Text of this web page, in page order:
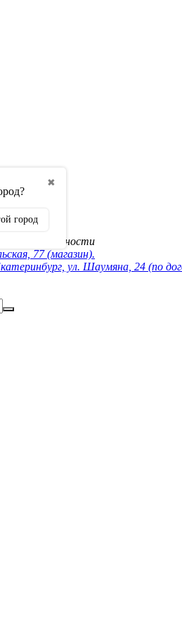
✖
город
договорённости
77 (магазин).
ул. Шаумяна, 24 (по